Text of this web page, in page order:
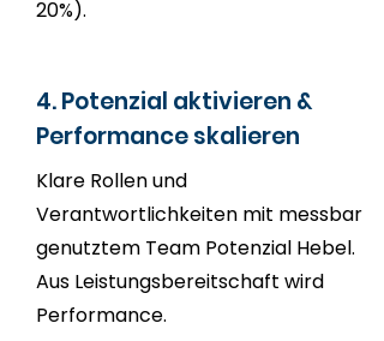
20%).
4. Potenzial aktivieren &
Performance skalieren
Klare Rollen und
Verantwortlichkeiten mit messbar
genutztem Team Potenzial Hebel.
Aus Leistungsbereitschaft wird
Performance.